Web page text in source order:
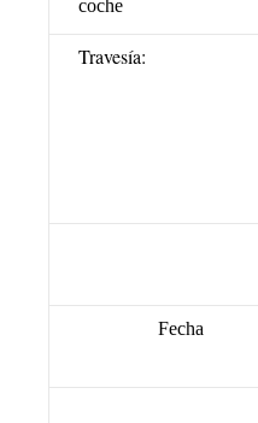
coche
Travesía:
Fecha